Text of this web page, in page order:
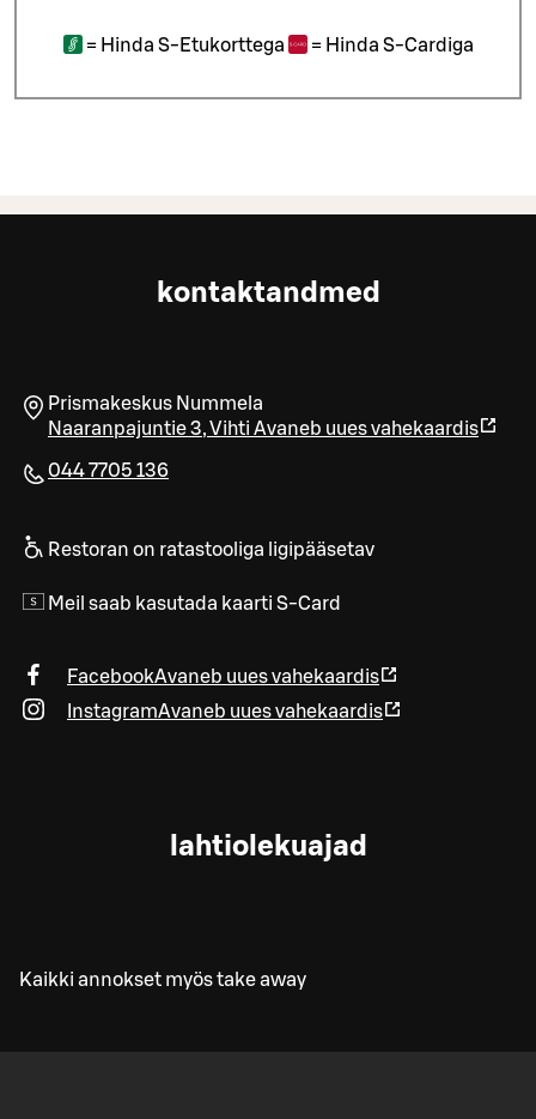
= Hinda S-Etukorttega = Hinda S-Cardiga
kontaktandmed
Prismakeskus Nummela
Naaranpajuntie 3,Vihti Avaneb uues vahekaardis
044 7705 136
Restoran on ratastooliga ligipääsetav
Meil saab kasutada kaarti S-Card
FacebookAvaneb uues vahekaardis
InstagramAvaneb uues vahekaardis
lahtiolekuajad
Kaikki annokset myös take away